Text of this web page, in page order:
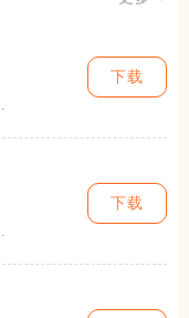
下载
下载